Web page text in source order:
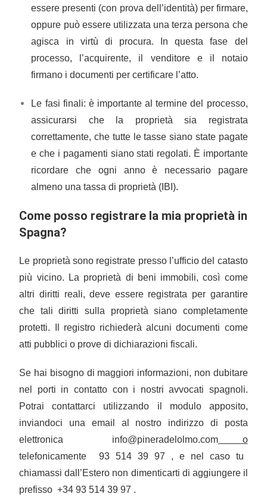
essere presenti (con prova dell’identità) per firmare,
oppure può essere utilizzata una terza persona che
agisca in virtù di procura. In questa fase del
processo, l’acquirente, il venditore e il notaio
firmano i documenti per certificare l’atto.
Le fasi finali: è importante al termine del processo,
assicurarsi che la proprietà sia registrata
correttamente, che tutte le tasse siano state pagate
e che i pagamenti siano stati regolati. È importante
ricordare che ogni anno è necessario pagare
almeno una tassa di proprietà (IBI).
Come posso registrare la mia proprietà in
Spagna?
Le proprietà sono registrate presso l’ufficio del catasto
più vicino. La proprietà di beni immobili, così come
altri diritti reali, deve essere registrata per garantire
che tali diritti sulla proprietà siano completamente
protetti. Il registro richiederà alcuni documenti come
atti pubblici o prove di dichiarazioni fiscali.
Se hai bisogno di maggiori informazioni, non dubitare
nel porti in contatto con i nostri avvocati spagnoli.
Potrai contattarci utilizzando il modulo apposito,
inviandoci una email al nostro indirizzo di posta
elettronica info@pineradelolmo.como
telefonicamente 93 514 39 97 , e nel caso tu
chiamassidall’Estero non dimenticarti di aggiungere il
prefisso+34 93 514 39 97 .